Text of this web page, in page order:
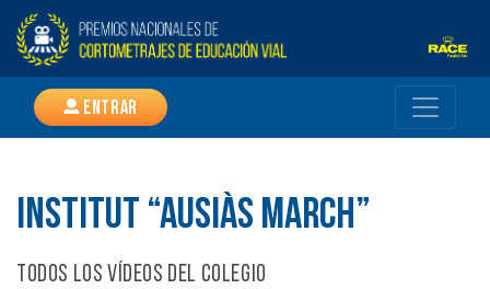
Entrar
INSTITUT “AUSIÀS MARCH”
Todos los vídeos del colegio